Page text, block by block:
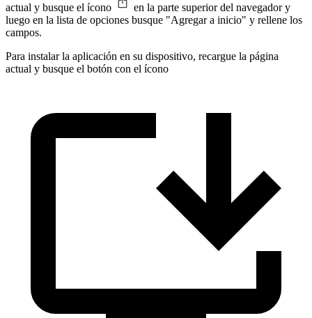
actual y busque el ícono
en la parte superior del navegador y
luego en la lista de opciones busque "Agregar a inicio" y rellene los
campos.
Para instalar la aplicación en su dispositivo, recargue la página
actual y busque el botón con el ícono